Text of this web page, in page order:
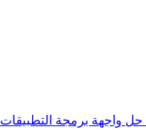
حل واجهة برمجة التطبيقات